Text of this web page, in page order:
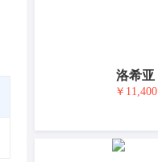
洛希亚
￥11,400